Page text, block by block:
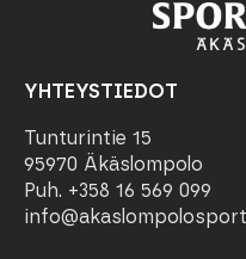
YHTEYSTIEDOT
Tunturintie 15
95970 Äkäslompolo
Puh. +358 16 569 099